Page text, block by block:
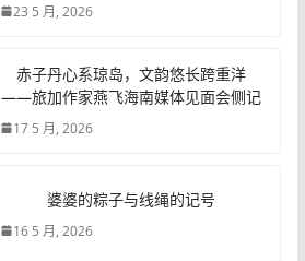
23 5 月, 2026
赤子丹心系琼岛，文韵悠长跨重洋
——旅加作家燕飞海南媒体见面会侧记
17 5 月, 2026
婆婆的粽子与线绳的记号
16 5 月, 2026